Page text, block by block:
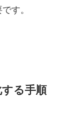
す。
る手順